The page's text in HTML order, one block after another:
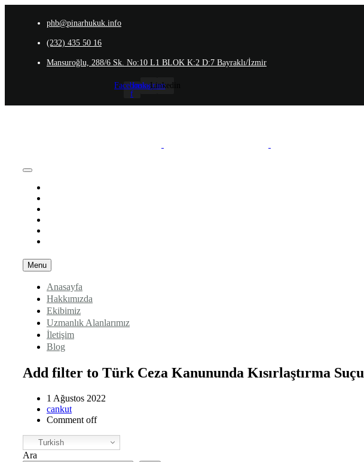
phb@pinarhukuk.info
(232) 435 50 16
Mansuroğlu, 288/6 Sk. No:10 L1 BLOK K:2 D:7 Bayraklı/İzmir
Facebook-
f
Instagram
Linkedin
Menu
Anasayfa
Hakkımızda
Ekibimiz
Uzmanlık Alanlarımız
İletişim
Blog
Add filter to Türk Ceza Kanununda Kısırlaştırma Suçu
1 Ağustos 2022
cankut
Comment off
Turkish
Ara